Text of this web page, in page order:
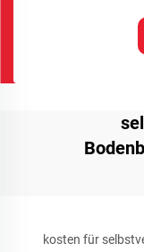
kosten für